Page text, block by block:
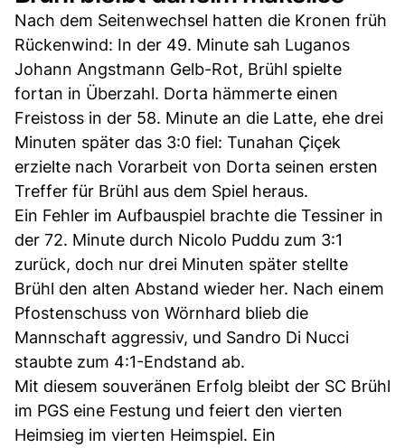
Nach dem Seitenwechsel hatten die Kronen früh
Rückenwind: In der 49. Minute sah Luganos
Johann Angstmann Gelb-Rot, Brühl spielte
fortan in Überzahl. Dorta hämmerte einen
Freistoss in der 58. Minute an die Latte, ehe drei
Minuten später das 3:0 fiel: Tunahan Çiçek
erzielte nach Vorarbeit von Dorta seinen ersten
Treffer für Brühl aus dem Spiel heraus.
Ein Fehler im Aufbauspiel brachte die Tessiner in
der 72. Minute durch Nicolo Puddu zum 3:1
zurück, doch nur drei Minuten später stellte
Brühl den alten Abstand wieder her. Nach einem
Pfostenschuss von Wörnhard blieb die
Mannschaft aggressiv, und Sandro Di Nucci
staubte zum 4:1-Endstand ab.
Mit diesem souveränen Erfolg bleibt der SC Brühl
im PGS eine Festung und feiert den vierten
Heimsieg im vierten Heimspiel. Ein